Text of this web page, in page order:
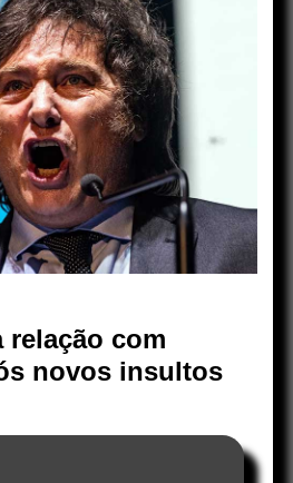
relação com
novos insultos